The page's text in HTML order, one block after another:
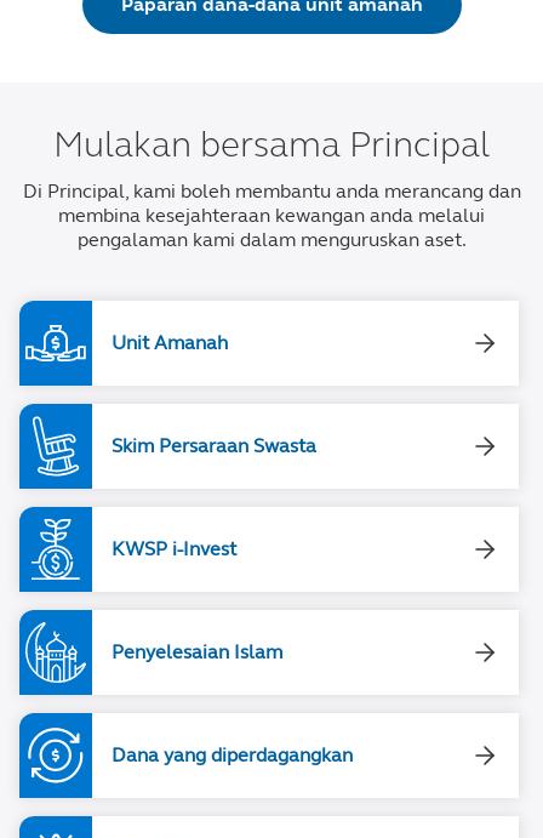
Mulakan bersama Principal
Di Principal, kami boleh membantu anda merancang dan
membina kesejahteraan kewangan anda melalui
pengalaman kami dalam menguruskan aset.
Unit Amanah
Skim Persaraan Swasta
KWSP i-Invest
Penyelesaian Islam
Dana yang diperdagangkan